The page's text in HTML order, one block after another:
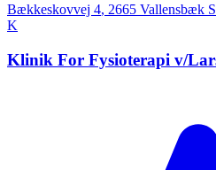
Bækkeskovvej 4, 2665 Vallensbæk
K
Klinik For Fysioterapi v/